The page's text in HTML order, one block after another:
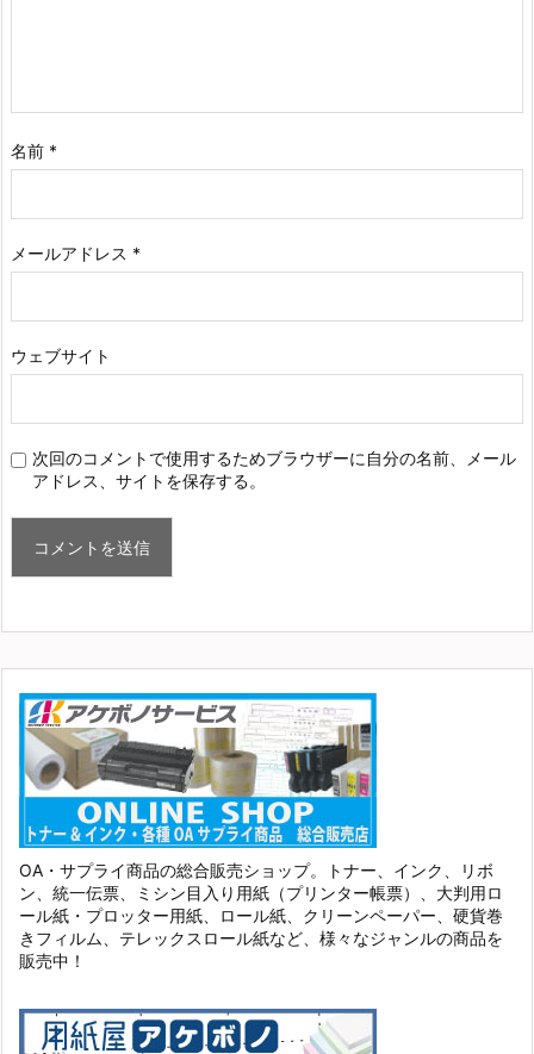
名前 *
メールアドレス *
ウェブサイト
次回のコメントで使用するためブラウザーに自分の名前、メール
アドレス、サイトを保存する。
OA・サプライ商品の総合販売ショップ。トナー、インク、リボ
ン、統一伝票、ミシン目入り用紙（プリンター帳票）、大判用ロ
ール紙・プロッター用紙、ロール紙、クリーンペーパー、硬貨巻
きフィルム、テレックスロール紙など、様々なジャンルの商品を
販売中！